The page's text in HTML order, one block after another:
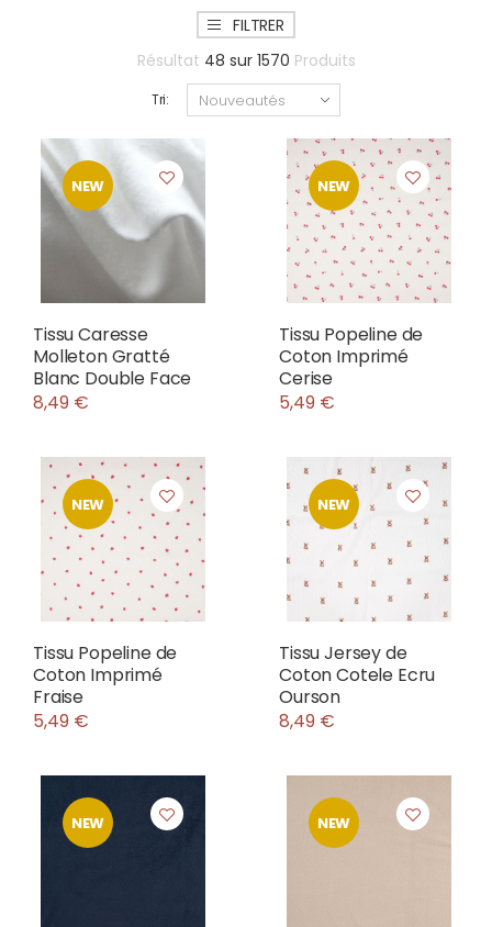
FILTRER
Résultat 48 sur 1570 Produits
Tri:
NEW
Tissu Caresse
Molleton Gratté
Blanc Double Face
8,49 €
NEW
Tissu Popeline de
Coton Imprimé
Cerise
5,49 €
NEW
Tissu Popeline de
Coton Imprimé
Fraise
5,49 €
NEW
Tissu Jersey de
Coton Cotele Ecru
Ourson
8,49 €
NEW NEW